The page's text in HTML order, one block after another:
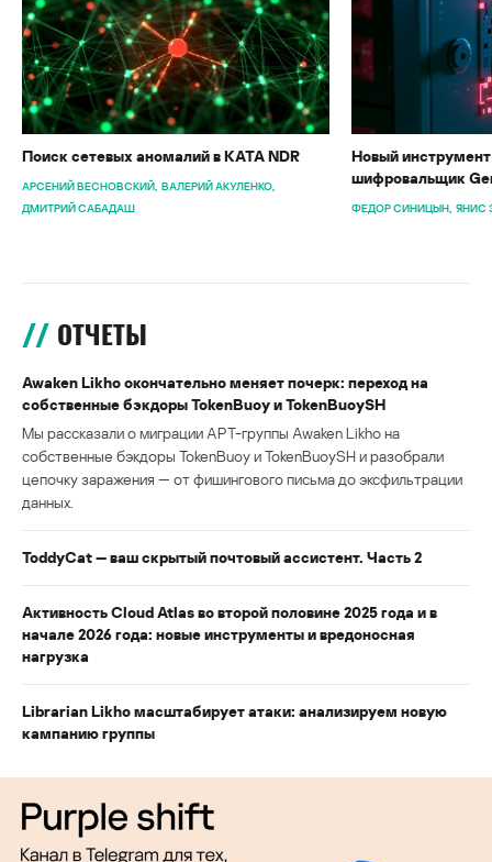
Поиск сетевых аномалий в KATA NDR
АРСЕНИЙ ВЕСНОВСКИЙ ВАЛЕРИЙ АКУЛЕНКО
ДМИТРИЙ САБАДАШ
Новый
шифровальщик
ФЕДОР СИНИЦЫН ЯНИС
ОТЧЕТЫ
Awaken Likho окончательно меняет почерк: переход на
собственные бэкдоры TokenBuoy и TokenBuoySH
Мы рассказали о миграции APT-группы Awaken Likho на
собственные бэкдоры TokenBuoy и TokenBuoySH и разобрали
цепочку заражения — от фишингового письма до эксфильтрации
данных.
ToddyCat — ваш скрытый почтовый ассистент. Часть 2
Активность Cloud Atlas во второй половине 2025 года и в
начале 2026 года: новые инструменты и вредоносная
нагрузка
Librarian Likho масштабирует атаки: анализируем новую
кампанию группы